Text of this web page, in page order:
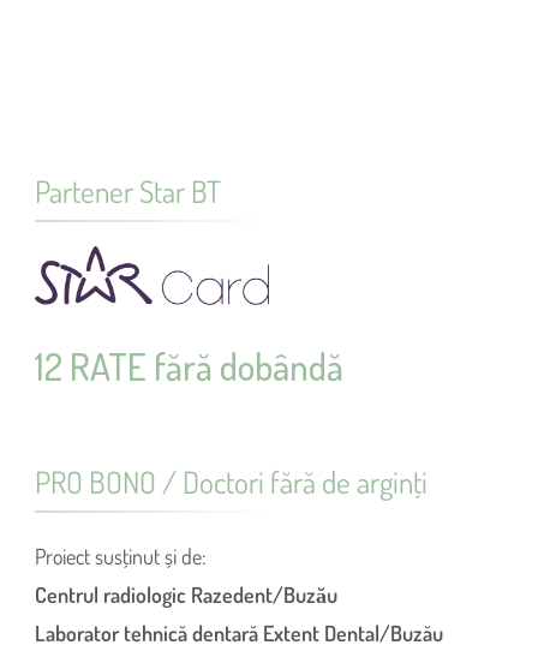
Partener Star BT
12 RATE fără dobândă
PRO BONO / Doctori fără de arginţi
Proiect susţinut și de:
Centrul radiologic Razedent/Buzău
Laborator tehnică dentară Extent Dental/Buzău